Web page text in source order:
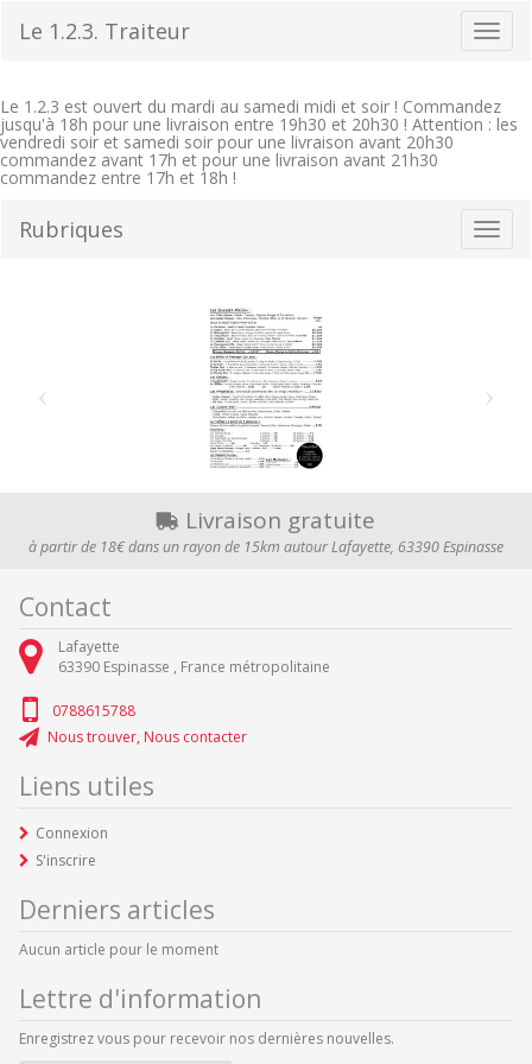
la
Le 1.2.3. Traiteur
Le 1.2.3 est ouvert du mardi au samedi midi et soir ! Commandez
jusqu'à 18h pour une livraison entre 19h30 et 20h30 ! Attention : les
vendredi soir et samedi soir pour une livraison avant 20h30
commandez avant 17h et pour une livraison avant 21h30
commandez entre 17h et 18h !
la
Rubriques
Livraison gratuite
à partir de 18€ dans un rayon de 15km autour Lafayette, 63390 Espinasse
Contact
Lafayette
63390 Espinasse , France métropolitaine
0788615788
Nous trouver, Nous contacter
Liens utiles
Connexion
S'inscrire
Derniers articles
Aucun article pour le moment
Lettre d'information
Enregistrez vous pour recevoir nos dernières nouvelles.